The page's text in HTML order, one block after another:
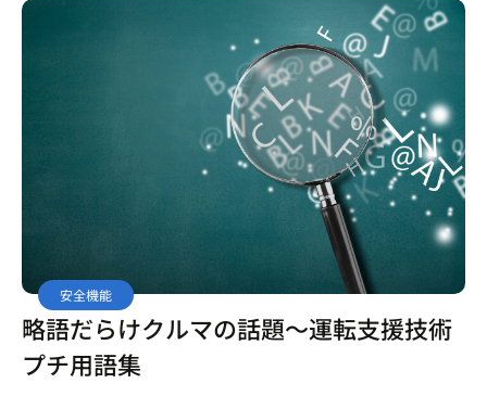
安全機能
略語だらけクルマの話題～運転支援技術
プチ用語集